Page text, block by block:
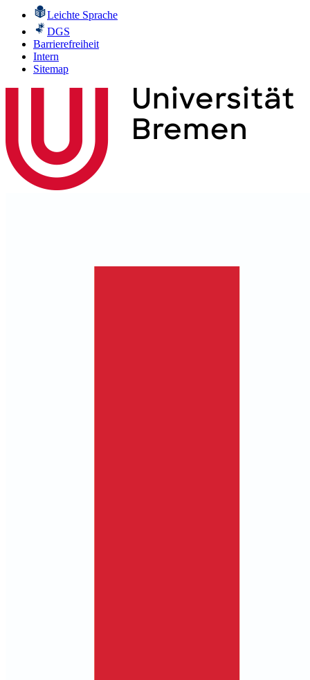
Leichte Sprache
DGS
Barrierefreiheit
Intern
Sitemap